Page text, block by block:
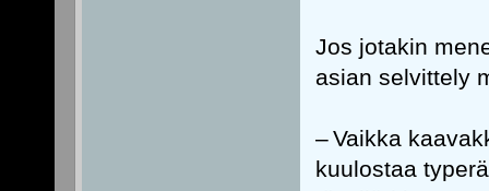
Jos jotakin
asian selvittely
– Vaikka
kuulostaa